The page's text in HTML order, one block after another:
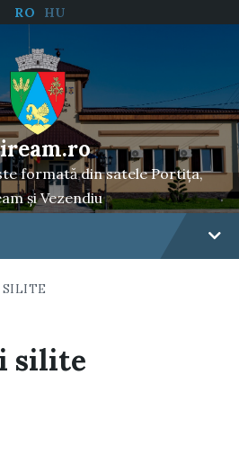
RO HU
formată din satele Portița,
și Vezendiu
SILITE
silite